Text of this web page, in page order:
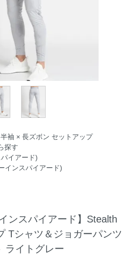
半袖 × 長ズボン セットアップ
探す
イアード)
インスパイアード)
ンスパイアード】Stealth
Tシャツ＆ジョガーパンツ
ライトグレー